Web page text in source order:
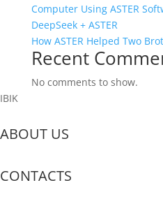
Computer Using ASTER
DeepSeek + ASTER
How ASTER Helped Two
Recent
No comments to show.
IBIK
ABOUT US
CONTACTS